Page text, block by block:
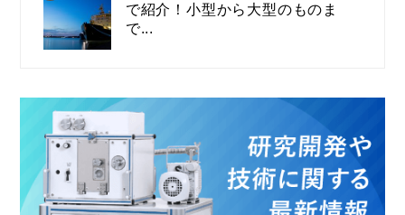
で紹介！小型から大型のものま
で...